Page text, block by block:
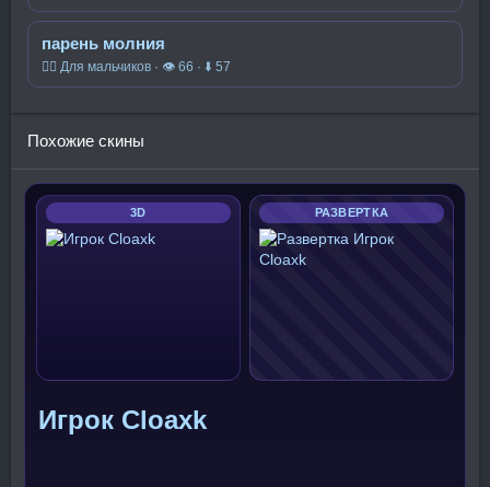
парень молния
🧍‍♂️ Для мальчиков · 👁 66 · ⬇ 57
Похожие скины
3D РАЗВЕРТКА
Игрок Cloaxk